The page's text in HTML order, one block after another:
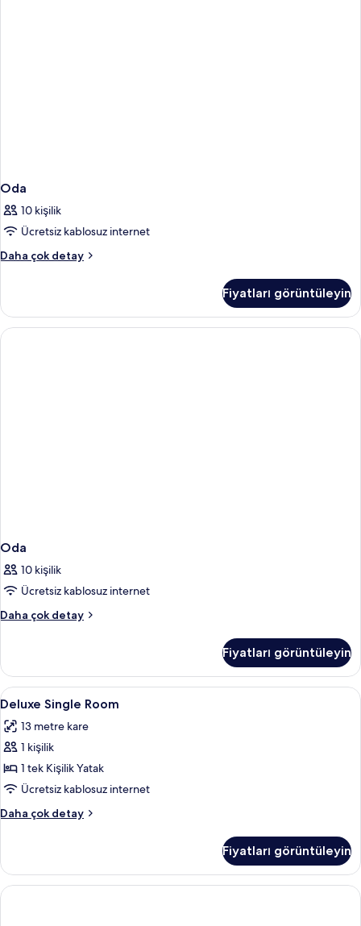
Oda
10 kişilik
Ücretsiz kablosuz internet
Daha çok detay
Oda
detay
Fiyatları görüntüleyin
Oda
10 kişilik
Ücretsiz kablosuz internet
Daha çok detay
Oda
detay
Fiyatları görüntüleyin
Deluxe
Single
Room
için
tüm
fotoğrafları
görün
Kaliteli yatak takımı, Select Comfort
16
Deluxe Single Room
13 metre kare
1 kişilik
1 tek Kişilik Yatak
Ücretsiz kablosuz internet
Daha çok detay
Deluxe
daha
fazla
detay
Fiyatları görüntüleyin